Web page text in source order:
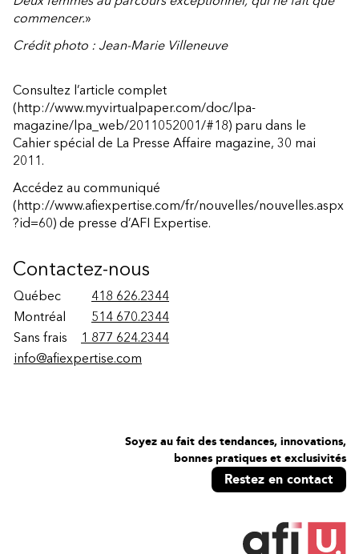
commencer.»
Crédit photo : Jean-Marie Villeneuve
Consultez l’article complet
(http://www.myvirtualpaper.com/doc/lpa-
magazine/lpa_web/2011052001/#18) paru dans le
Cahier spécial de La Presse Affaire magazine, 30 mai
2011.
Accédez au communiqué
(http://www.afiexpertise.com/fr/nouvelles/nouvelles.aspx
?id=60) de presse d’AFI Expertise.
Contactez-nous
Québec
418 626.2344
Montréal
514 670.2344
Sans frais
1 877 624.2344
info@afiexpertise.com
Soyez au fait des tendances, innovations,
bonnes pratiques et exclusivités
Restez en contact